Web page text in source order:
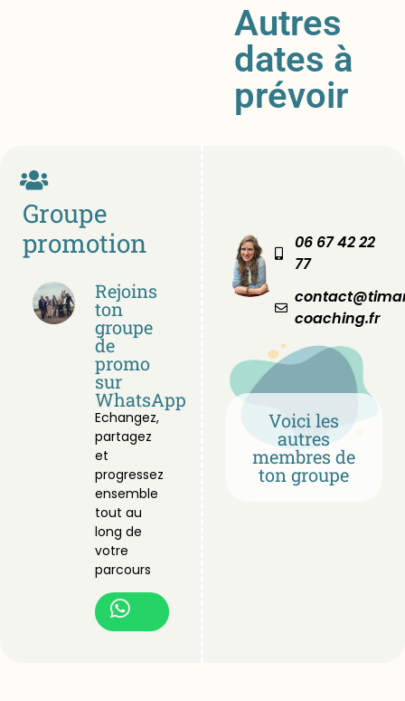
Autres
dates à
prévoir
Groupe
promotion
Rejoins
ton
groupe
de
promo
sur
WhatsApp
Echangez,
partagez
et
progressez
ensemble
tout au
long de
votre
parcours
06 67 42 22
77
coaching.fr
Voici les
autres
membres de
ton groupe